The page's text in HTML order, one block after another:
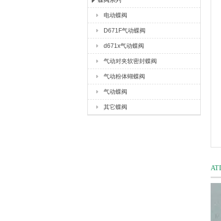
上海唐玛泵阀有限公司
电动蝶阀
D671F气动蝶阀
d671x气动蝶阀
气动对夹软密封蝶阀
气动粉体蝴蝶阀
气动蝶阀
其它蝶阀